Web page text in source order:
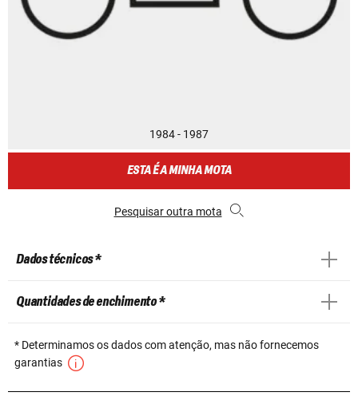
1984 - 1987
ESTA É A MINHA MOTA
Pesquisar outra mota
Dados técnicos *
Quantidades de enchimento *
* Determinamos os dados com atenção, mas não fornecemos
garantias